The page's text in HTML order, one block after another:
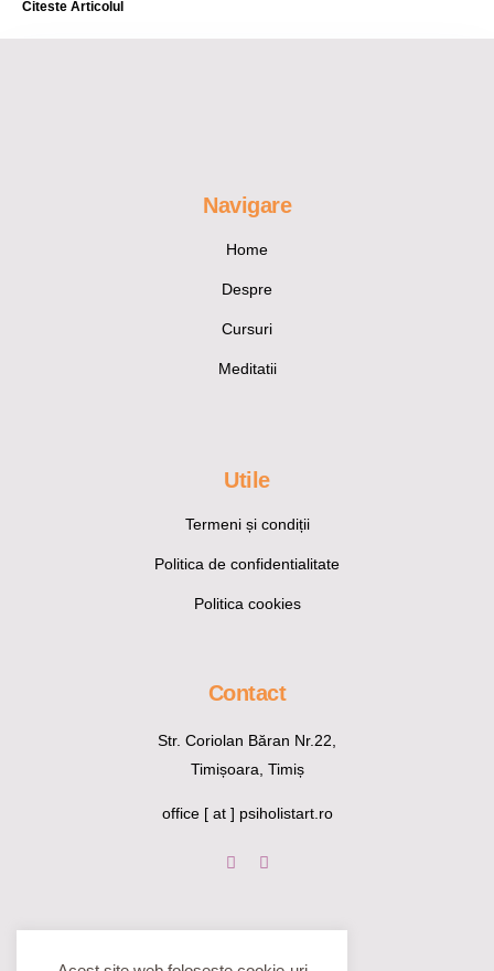
Citeste Articolul
Navigare
Home
Despre
Cursuri
Meditatii
Utile
Termeni și condiții
Politica de confidentialitate
Politica cookies
Contact
Str. Coriolan Băran Nr.22,
Timișoara, Timiș
office [ at ] psiholistart.ro